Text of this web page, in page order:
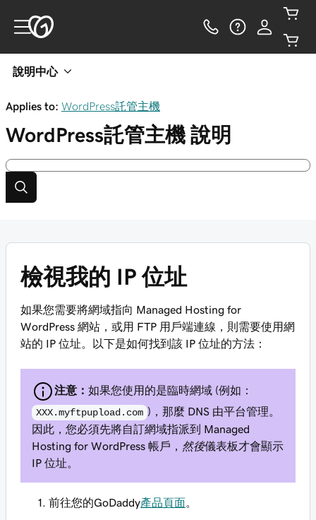
說明中心
Applies to: WordPress託管主機
WordPress託管主機 說明
檢視我的 IP 位址
如果您需要將網域指向 Managed Hosting for
WordPress 網站，或用 FTP 用戶端連線，則需要使用網
站的 IP 位址。以下是如何找到該 IP 位址的方法：
注意： 如果您使用的是臨時網域 (例如：
XXX.myftpupload.com )，那麼 DNS 由平台管理。
因此，您必須先將自訂網域指派到 Managed
Hosting for WordPress 帳戶， 然後儀表板才會顯示
IP 位址。
前往您的GoDaddy產品頁面